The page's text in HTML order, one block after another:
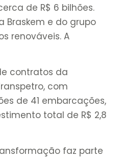
de R$ 6 bilhões.
Braskem e do grupo
renováveis. A
contratos da
com
de 41 embarcações,
total de R$ 2,8
faz parte